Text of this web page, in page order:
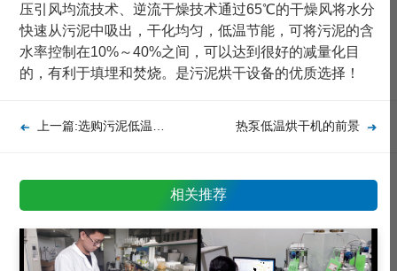
压引风均流技术、逆流干燥技术通过65℃的干燥风将水分
快速从污泥中吸出，干化均匀，低温节能，可将污泥的含
水率控制在10%～40%之间，可以达到很好的减量化目
的，有利于填埋和焚烧。是污泥烘干设备的优质选择！
热泵低温烘干机的前景
相关推荐